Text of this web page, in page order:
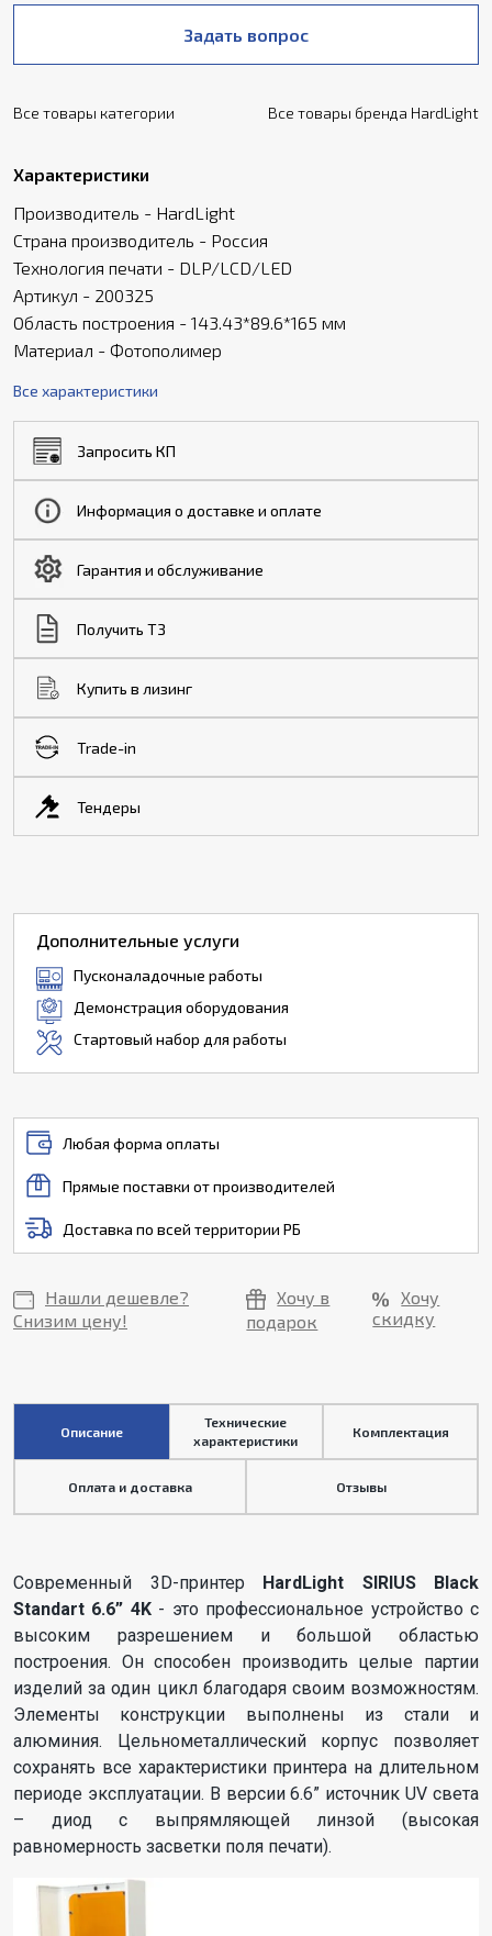
Задать вопрос
Все товары категории Все товары бренда HardLight
Характеристики
Производитель - HardLight
Страна производитель - Россия
Технология печати - DLP/LCD/LED
Артикул - 200325
Область построения - 143.43*89.6*165 мм
Материал - Фотополимер
Все характеристики
Запросить КП
Информация о доставке и оплате
Гарантия и обслуживание
Получить ТЗ
Купить в лизинг
Trade-in
Тендеры
Дополнительные услуги
Пусконаладочные работы
Демонстрация оборудования
Стартовый набор для работы
Любая форма оплаты
Прямые поставки от производителей
Доставка по всей территории РБ
Нашли дешевле?
Снизим цену!
Хочу в
подарок
Хочу
скидку
Описание
Технические
характеристики
Комплектация
Оплата и доставка Отзывы
Современный 3D-принтер HardLight SIRIUS Black
Standart 6.6” 4K - это профессиональное устройство с
высоким разрешением и большой областью
построения. Он способен производить целые партии
изделий за один цикл благодаря своим возможностям.
Элементы конструкции выполнены из стали и
алюминия. Цельнометаллический корпус позволяет
сохранять все характеристики принтера на длительном
периоде эксплуатации. В версии 6.6” источник UV света
– диод с выпрямляющей линзой (высокая
равномерность засветки поля печати).